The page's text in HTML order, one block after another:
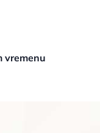
vremenu